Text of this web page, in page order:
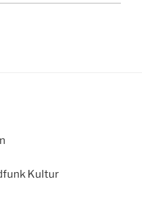
Kultur